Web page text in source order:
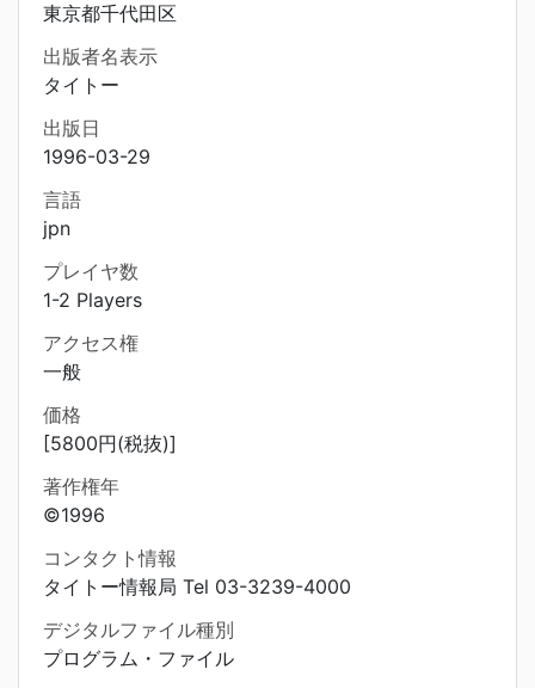
東京都千代田区
出版者名表示
タイトー
出版日
1996-03-29
言語
jpn
プレイヤ数
1-2 Players
アクセス権
一般
価格
[5800円(税抜)]
著作権年
©1996
コンタクト情報
タイトー情報局 Tel 03-3239-4000
デジタルファイル種別
プログラム・ファイル